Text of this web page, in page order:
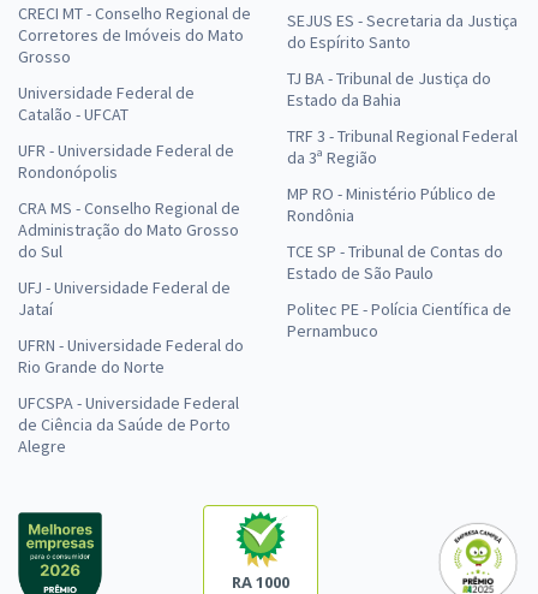
CRECI MT - Conselho Regional de
Corretores de Imóveis do Mato
Grosso
Universidade Federal de
Catalão - UFCAT
UFR - Universidade Federal de
Rondonópolis
CRA MS - Conselho Regional de
Administração do Mato Grosso
do Sul
UFJ - Universidade Federal de
Jataí
UFRN - Universidade Federal do
Rio Grande do Norte
UFCSPA - Universidade Federal
de Ciência da Saúde de Porto
Alegre
SEJUS ES - Secretaria da Justiça
do Espírito Santo
TJ BA - Tribunal de Justiça do
Estado da Bahia
TRF 3 - Tribunal Regional Federal
da 3ª Região
MP RO - Ministério Público de
Rondônia
TCE SP - Tribunal de Contas do
Estado de São Paulo
Politec PE - Polícia Científica de
Pernambuco
RA 1000